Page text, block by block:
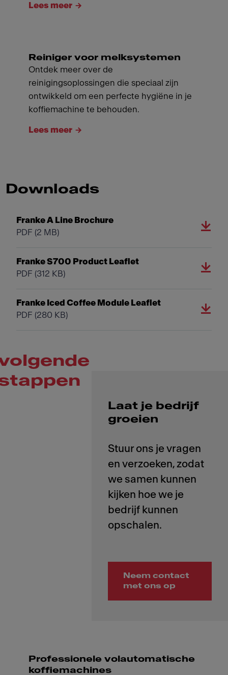
Lees meer
Reiniger voor melksystemen
Ontdek meer over de
reinigingsoplossingen die speciaal zijn
ontwikkeld om een ​​perfecte hygiëne in je
koffiemachine te behouden.
Lees meer
Downloads
Franke A Line Brochure
PDF (2 MB)
Franke S700 Product Leaflet
PDF (312 KB)
Franke Iced Coffee Module Leaflet
PDF (280 KB)
Laat je bedrijf
groeien
Stuur ons je vragen
en verzoeken, zodat
we samen kunnen
kijken hoe we je
bedrijf kunnen
Neem contact
met ons op
Professionele volautomatische
koffiemachines